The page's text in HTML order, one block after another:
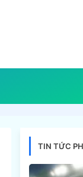
TIN TỨC